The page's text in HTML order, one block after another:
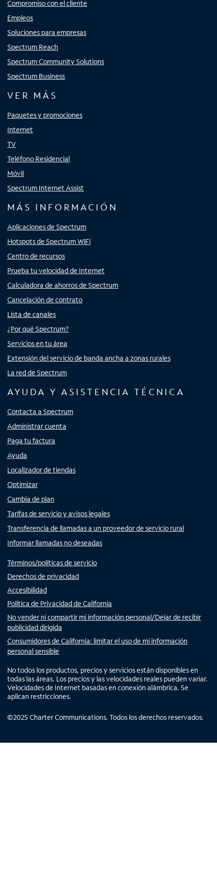
Compromiso con el cliente
Empleos
Soluciones para empresas
Spectrum Reach
Spectrum Community Solutions
Spectrum Business
VER MÁS
Paquetes y promociones
Internet
TV
Teléfono Residencial
Móvil
Spectrum Internet Assist
MÁS INFORMACIÓN
Aplicaciones de Spectrum
Hotspots de Spectrum WiFi
Centro de recursos
Prueba tu velocidad de Internet
Calculadora de ahorros de Spectrum
Cancelación de contrato
Lista de canales
¿Por qué Spectrum?
Servicios en tu área
Extensión del servicio de banda ancha a zonas rurales
La red de Spectrum
AYUDA Y ASISTENCIA TÉCNICA
Contacta a Spectrum
Administrar cuenta
Paga tu factura
Ayuda
Localizador de tiendas
Optimizar
Cambia de plan
Tarifas de servicio y avisos legales
Transferencia de llamadas a un proveedor de servicio rural
Informar llamadas no deseadas
Términos/políticas de servicio
Derechos de privacidad
Accesibilidad
Política de Privacidad de California
No vender ni compartir mi información personal/Dejar de recibir
publicidad dirigida
Consumidores de California: limitar el uso de mi información
personal sensible
No todos los productos, precios y servicios están disponibles en
todas las áreas. Los precios y las velocidades reales pueden variar.
Velocidades de Internet basadas en conexión alámbrica. Se
aplican restricciones.
©2025 Charter Communications. Todos los derechos reservados.